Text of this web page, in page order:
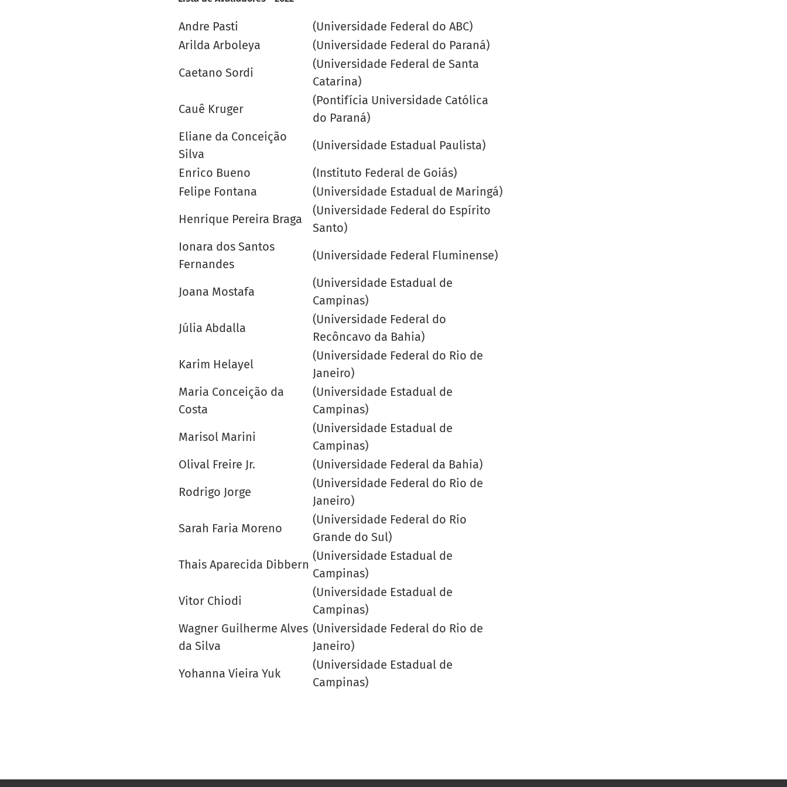
Andre Pasti
(Universidade Federal do ABC)
Arilda Arboleya
(Universidade Federal do Paraná)
Caetano Sordi
(Universidade Federal de Santa
Catarina)
Cauê Kruger
(Pontifícia Universidade Católica
do Paraná)
Eliane da Conceição
Silva
(Universidade Estadual Paulista)
Enrico Bueno
(Instituto Federal de Goiás)
Felipe Fontana
(Universidade Estadual de Maringá)
Henrique Pereira Braga
(Universidade Federal do Espírito
Santo)
Ionara dos Santos
Fernandes
(Universidade Federal Fluminense)
Joana Mostafa
(Universidade Estadual de
Campinas)
Júlia Abdalla
(Universidade Federal do
Recôncavo da Bahia)
Karim Helayel
(Universidade Federal do Rio de
Janeiro)
Maria Conceição da
Costa
(Universidade Estadual de
Campinas)
Marisol Marini
(Universidade Estadual de
Campinas)
Olival Freire Jr.
(Universidade Federal da Bahia)
Rodrigo Jorge
(Universidade Federal do Rio de
Janeiro)
Sarah Faria Moreno
(Universidade Federal do Rio
Grande do Sul)
Thais Aparecida Dibbern
(Universidade Estadual de
Campinas)
Vitor Chiodi
(Universidade Estadual de
Campinas)
Wagner Guilherme Alves
da Silva
(Universidade Federal do Rio de
Janeiro)
Yohanna Vieira Yuk
(Universidade Estadual de
Campinas)